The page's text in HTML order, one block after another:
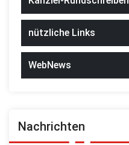
nützliche Links
WebNews
Nachrichten